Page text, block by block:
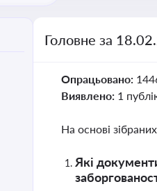
Головне за
Опрацьовано:
Виявлено: 1
На основі
Які